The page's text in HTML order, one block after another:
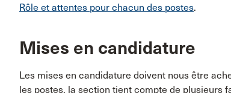
Rôle et attentes pour chacun des postes.
Mises en candidature
Les mises en candidature doivent nous être
les postes, la section tient compte de plusieurs